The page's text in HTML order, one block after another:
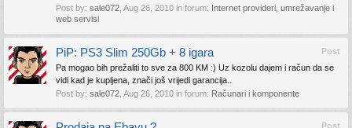
Post by: sale072 Aug 26, 2010 in forum: Internet provideri, umrežavanje i
web servisi
Post
PiP: PS3 Slim 250Gb + 8 igara
Pa mogao bih prežaliti to sve za 800 KM :) Uz kozolu dajem i račun da se
vidi kad je kupljena, znači još vrijedi garancija..
Post by: sale072 Aug 26, 2010 in forum: Računari i komponente
Post